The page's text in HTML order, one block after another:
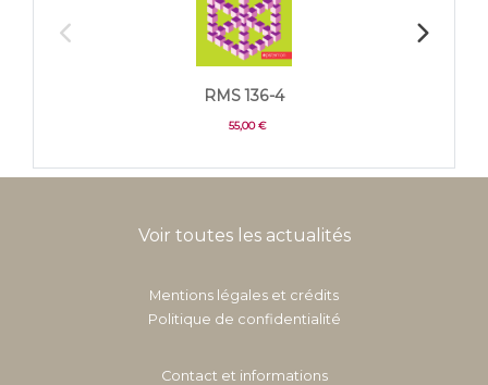
RMS 136-4
55,00 €
Voir toutes les actualités
Mentions légales et crédits
Politique de confidentialité
Contact et informations